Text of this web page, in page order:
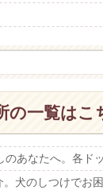
の一覧はこ
あなたへ。各ド
犬のしつけでお